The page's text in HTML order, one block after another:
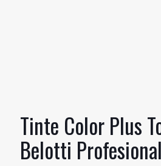
Tinte Color Plus
Belotti Profesional